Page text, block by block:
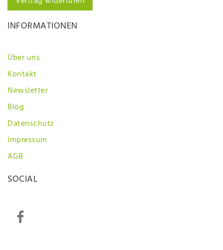
INFORMATIONEN
Über uns
Kontakt
Newsletter
Blog
Datenschutz
Impressum
AGB
SOCIAL